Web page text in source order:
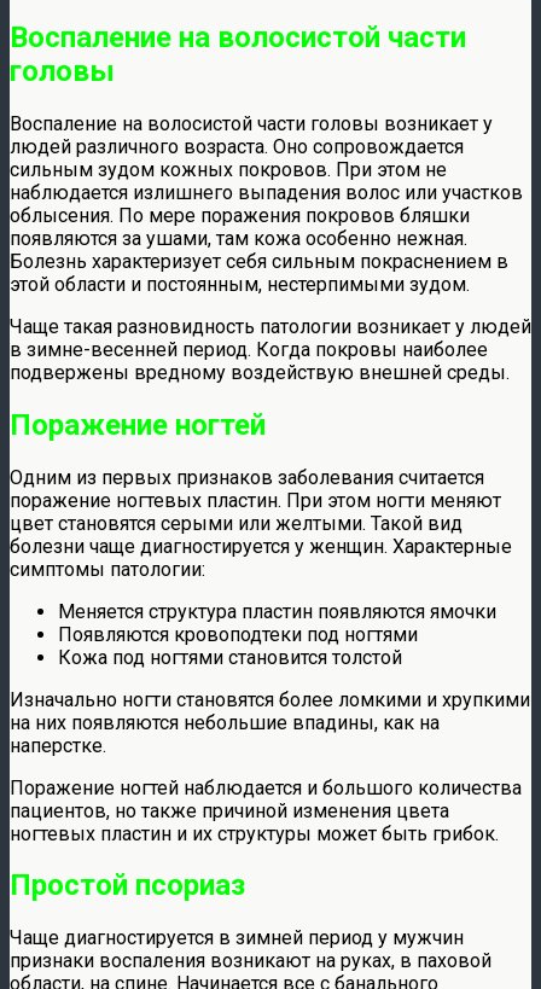
Воспаление на волосистой части
головы
Воспаление на волосистой части головы возникает у
людей различного возраста. Оно сопровождается
сильным зудом кожных покровов. При этом не
наблюдается излишнего выпадения волос или участков
облысения. По мере поражения покровов бляшки
появляются за ушами, там кожа особенно нежная.
Болезнь характеризует себя сильным покраснением в
этой области и постоянным, нестерпимыми зудом.
Чаще такая разновидность патологии возникает у людей
в зимне-весенней период. Когда покровы наиболее
подвержены вредному воздействую внешней среды.
Поражение ногтей
Одним из первых признаков заболевания считается
поражение ногтевых пластин. При этом ногти меняют
цвет становятся серыми или желтыми. Такой вид
болезни чаще диагностируется у женщин. Характерные
симптомы патологии:
Меняется структура пластин появляются ямочки
Появляются кровоподтеки под ногтями
Кожа под ногтями становится толстой
Изначально ногти становятся более ломкими и хрупкими
на них появляются небольшие впадины, как на
наперстке.
Поражение ногтей наблюдается и большого количества
пациентов, но также причиной изменения цвета
ногтевых пластин и их структуры может быть грибок.
Простой псориаз
Чаще диагностируется в зимней период у мужчин
признаки воспаления возникают на руках, в паховой
области, на спине. Начинается все с банального